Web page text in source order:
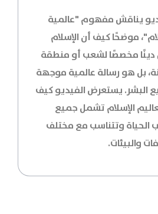
يناقش مفهوم "عالمية
موضحًا كيف أن الإسلام
مخصصًا لشعب أو منطقة
بل هو رسالة عالمية موجهة
البشر. يستعرض الفيديو كيف
الإسلام تشمل جميع
الحياة وتتناسب مع مختلف
والبيئات.